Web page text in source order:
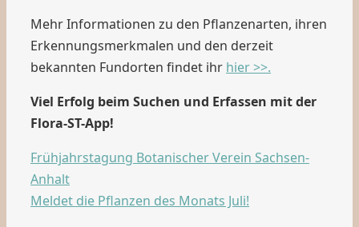
Mehr Informationen zu den Pflanzenarten, ihren
Erkennungsmerkmalen und den derzeit
bekannten Fundorten findet ihr hier >>.
Viel Erfolg beim Suchen und Erfassen mit der
Flora-ST-App!
Frühjahrstagung Botanischer Verein Sachsen-
Anhalt
Meldet die Pflanzen des Monats Juli!